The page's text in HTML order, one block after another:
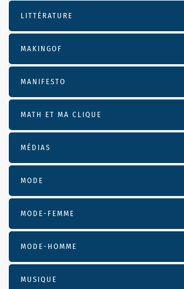
LITTÉRATURE
MAKINGOF
MANIFESTO
MATH ET MA CLIQUE
MÉDIAS
MODE
MODE-FEMME
MODE-HOMME
MUSIQUE